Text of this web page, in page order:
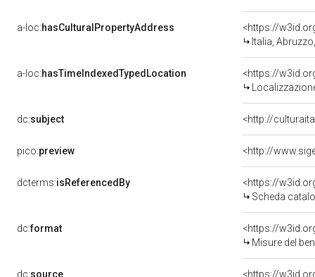
a-loc:hasCulturalPropertyAddress
<https://
Italia,
a-loc:hasTimeIndexedTypedLocation
<https://
dc:subject <http://
pico:preview <http://
dcterms:isReferencedBy
<https://
Scheda
dc:format
<https://
Misure del
dc:source
<https://